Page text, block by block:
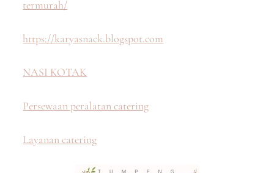
termurah/
https://karyasnack.blogspot.com
NASI KOTAK
Persewaan peralatan catering
Layanan catering